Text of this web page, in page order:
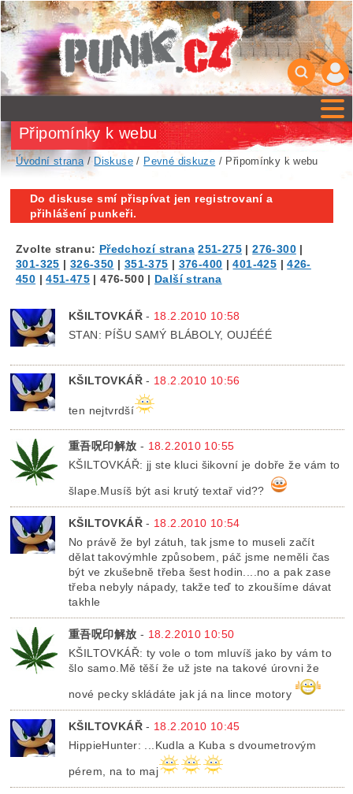
Připomínky k webu
Úvodní strana/ Diskuse / Pevné diskuze / Připomínky k webu
Do diskuse smí přispívat jen registrovaní a
přihlášení punkeři.
Zvolte stranu: Předchozí strana 251-275 |276-300|
301-325 | 326-350 | 351-375 | 376-400 |401-425 |426-
450 |451-475 |476-500| Další strana
KŠILTOVKÁŘ- 18.2.2010 10:58
STAN: PÍŠU SAMÝ BLÁBOLY, OUJÉÉÉ
KŠILTOVKÁŘ- 18.2.2010 10:56
ten nejtvrdší
重吾呪印解放 - 18.2.2010 10:55
KŠILTOVKÁŘ: jj ste kluci šikovní je dobře že vám to
šlape.Musíš být asi krutý textař vid??
KŠILTOVKÁŘ- 18.2.2010 10:54
No právě že byl zátuh, tak jsme to museli začít
dělat takovýmhle způsobem, páč jsme neměli čas
být ve zkušebně třeba šest hodin....no a pak zase
třeba nebyly nápady, takže teď to zkoušíme dávat
takhle
重吾呪印解放 - 18.2.2010 10:50
KŠILTOVKÁŘ: ty vole o tom mluvíš jako by vám to
šlo samo.Mě těší že už jste na takové úrovni že
nové pecky skládáte jak já na lince motory
KŠILTOVKÁŘ- 18.2.2010 10:45
HippieHunter: ...Kudla a Kuba s dvoumetrovým
pérem, na to maj